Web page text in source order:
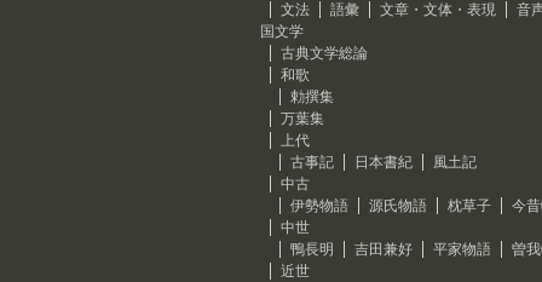
文法
語彙 文章・文体・表現
音
国文学
古典文学総論
和歌
勅撰集
万葉集
上代
古事記
日本書紀
風土記
中古
伊勢物語
源氏物語 枕草子
今
中世
鴨長明
吉田兼好 平家物語
曽
近世